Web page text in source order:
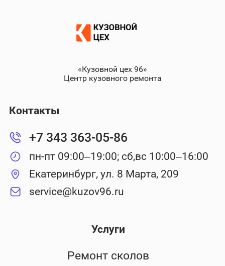
«Кузовной цех 96»
Центр кузовного ремонта
Услуги
Ремонт сколов
Контакты
+7 343 363-05-86
пн-пт 09:00–19:00; сб,вс 10:00–16:00
Екатеринбург, ул. 8 Марта, 209
service@kuzov96.ru